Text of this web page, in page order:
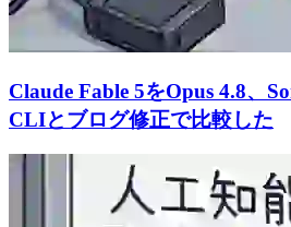
Claude Fable 5をOpus 4.8、
CLIとブログ修正で比較した